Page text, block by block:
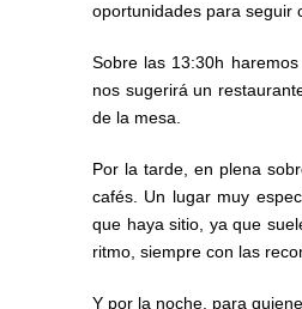
oportunidades para seguir
Sobre las 13:30h
nos sugerirá un
de la mesa.
Por la tarde, en plena
cafés. Un lugar muy
que haya sitio, ya que
ritmo, siempre con las
Y por la noche, para